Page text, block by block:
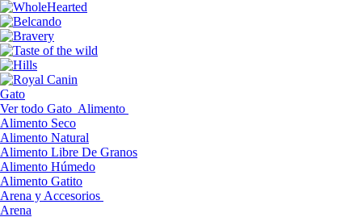
Gato
Ver todo Gato Alimento
Alimento Seco
Alimento Natural
Alimento Libre De Granos
Alimento Húmedo
Alimento Gatito
Arena y Accesorios
Arena